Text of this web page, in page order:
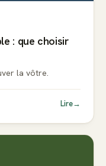
: que choisir
la vôtre.
Lire→